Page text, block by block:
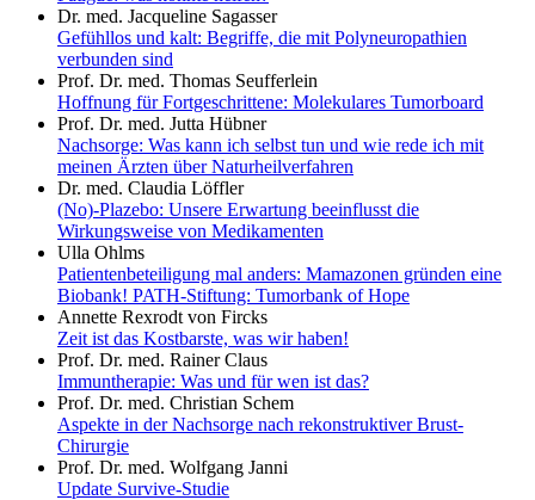
Dr. med. Jacqueline Sagasser
Gefühllos und kalt: Begriffe, die mit Polyneuropathien
verbunden sind
Prof. Dr. med. Thomas Seufferlein
Hoffnung für Fortgeschrittene: Molekulares Tumorboard
Prof. Dr. med. Jutta Hübner
Nachsorge: Was kann ich selbst tun und wie rede ich mit
meinen Ärzten über Naturheilverfahren
Dr. med. Claudia Löffler
(No)-Plazebo: Unsere Erwartung beeinflusst die
Wirkungsweise von Medikamenten
Ulla Ohlms
Patientenbeteiligung mal anders: Mamazonen gründen eine
Biobank! PATH-Stiftung: Tumorbank of Hope
Annette Rexrodt von Fircks
Zeit ist das Kostbarste, was wir haben!
Prof. Dr. med. Rainer Claus
Immuntherapie: Was und für wen ist das?
Prof. Dr. med. Christian Schem
Aspekte in der Nachsorge nach rekonstruktiver Brust-
Chirurgie
Prof. Dr. med. Wolfgang Janni
Update Survive-Studie